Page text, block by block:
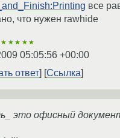
все
что нужен rawhide
★★★★★
05:05:56 +00:00
ответ
Ссылка
это офисный